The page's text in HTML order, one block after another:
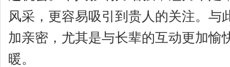
风采，更容易吸引到贵人的关注。与
加亲密，尤其是与长辈的互动更加愉
暖。